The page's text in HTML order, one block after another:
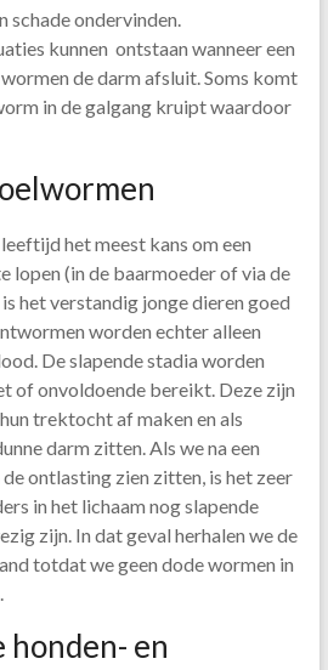
schade ondervinden.
kunnen ontstaan wanneer een
de darm afsluit. Soms komt
in de galgang kruipt waardoor
het meest kans om een
lopen (in de baarmoeder of via de
het verstandig jonge dieren goed
worden echter alleen
De slapende stadia worden
of onvoldoende bereikt. Deze zijn
trektocht af maken en als
darm zitten. Als we na een
ontlasting zien zitten, is het zeer
in het lichaam nog slapende
zijn. In dat geval herhalen we de
totdat we geen dode wormen in
honden- en